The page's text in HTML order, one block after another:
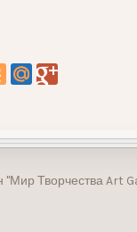
"Мир Творчества Art